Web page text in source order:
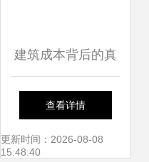
建筑成本背后的真
相 开发商真的挣大
了吗？
查看详情
更新时间：2026-08-08
15:48:40